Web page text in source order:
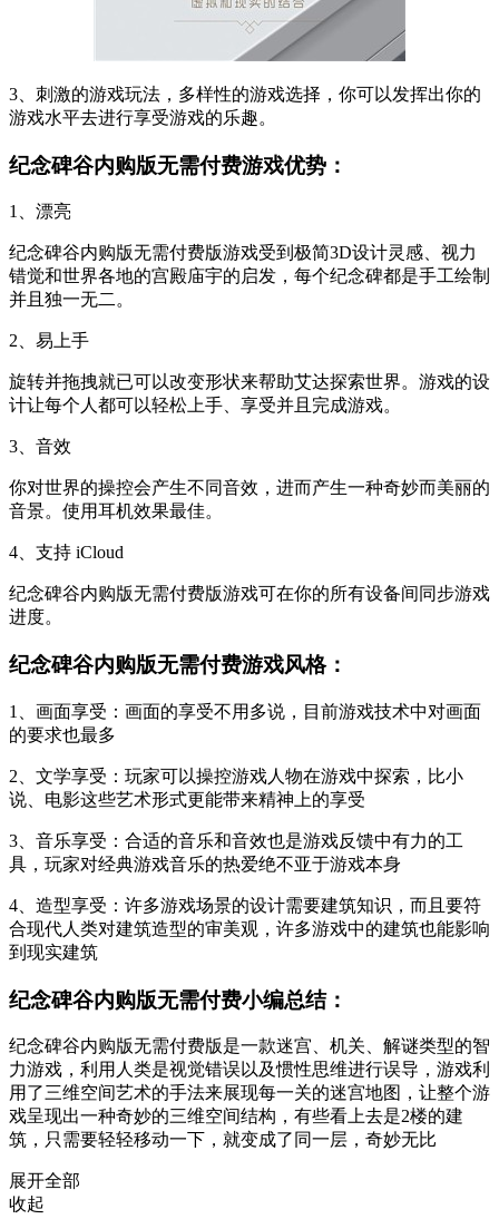
3、刺激的游戏玩法，多样性的游戏选择，你可以发挥出你的
游戏水平去进行享受游戏的乐趣。
纪念碑谷内购版无需付费游戏优势：
1、漂亮
纪念碑谷内购版无需付费版游戏受到极简3D设计灵感、视力
错觉和世界各地的宫殿庙宇的启发，每个纪念碑都是手工绘制
并且独一无二。
2、易上手
旋转并拖拽就已可以改变形状来帮助艾达探索世界。游戏的设
计让每个人都可以轻松上手、享受并且完成游戏。
3、音效
你对世界的操控会产生不同音效，进而产生一种奇妙而美丽的
音景。使用耳机效果最佳。
4、支持 iCloud
纪念碑谷内购版无需付费版游戏可在你的所有设备间同步游戏
进度。
纪念碑谷内购版无需付费游戏风格：
1、画面享受：画面的享受不用多说，目前游戏技术中对画面
的要求也最多
2、文学享受：玩家可以操控游戏人物在游戏中探索，比小
说、电影这些艺术形式更能带来精神上的享受
3、音乐享受：合适的音乐和音效也是游戏反馈中有力的工
具，玩家对经典游戏音乐的热爱绝不亚于游戏本身
4、造型享受：许多游戏场景的设计需要建筑知识，而且要符
合现代人类对建筑造型的审美观，许多游戏中的建筑也能影响
到现实建筑
纪念碑谷内购版无需付费小编总结：
纪念碑谷内购版无需付费版是一款迷宫、机关、解谜类型的智
力游戏，利用人类是视觉错误以及惯性思维进行误导，游戏利
用了三维空间艺术的手法来展现每一关的迷宫地图，让整个游
戏呈现出一种奇妙的三维空间结构，有些看上去是2楼的建
筑，只需要轻轻移动一下，就变成了同一层，奇妙无比
展开全部
收起